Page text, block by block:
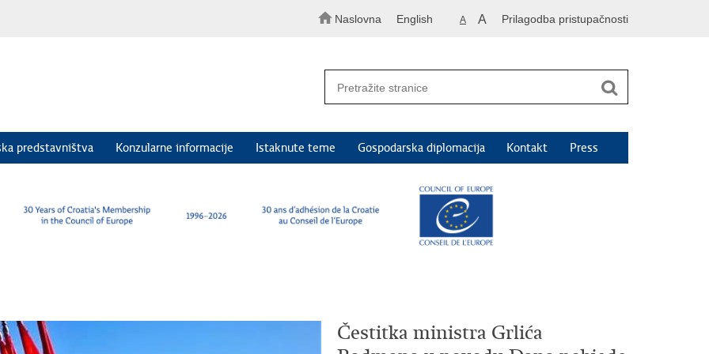
Naslovna English A A Prilagodba pristupačnosti
predstavništva Konzularne informacije Istaknute teme Gospodarska diplomacija Kontakt Press
Čestitka ministra Grlića